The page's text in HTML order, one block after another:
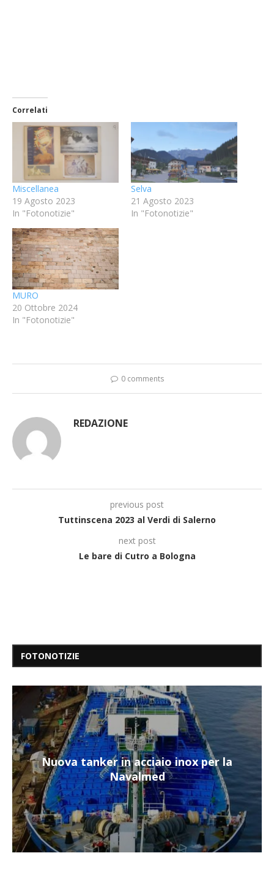
Correlati
Miscellanea
19 Agosto 2023
In "Fotonotizie"
Selva
21 Agosto 2023
In "Fotonotizie"
MURO
20 Ottobre 2024
In "Fotonotizie"
0 comments
REDAZIONE
previous post
Tuttinscena 2023 al Verdi di Salerno
next post
Le bare di Cutro a Bologna
FOTONOTIZIE
Nuova tanker in acciaio inox per la
Navalmed